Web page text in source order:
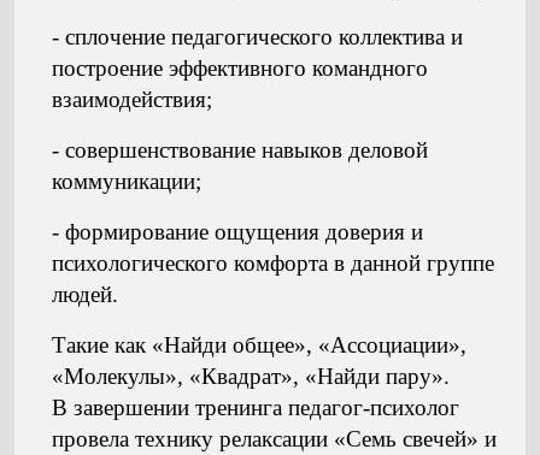
- сплочение педагогического коллектива и
построение эффективного командного
взаимодействия;
- совершенствование навыков деловой
коммуникации;
- формирование ощущения доверия и
психологического комфорта в данной группе
людей.
Такие как «Найди общее», «Ассоциации»,
«Молекулы», «Квадрат», «Найди пару».
В завершении тренинга педагог-психолог
провела технику релаксации «Семь свечей» и